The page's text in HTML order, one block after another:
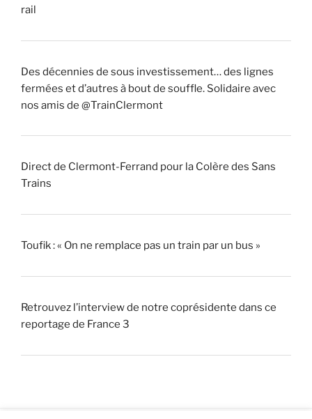
rail
Des décennies de sous investissement… des lignes
fermées et d’autres à bout de souffle. Solidaire avec
nos amis de @TrainClermont
Direct de Clermont-Ferrand pour la Colère des Sans
Trains
Toufik : « On ne remplace pas un train par un bus »
Retrouvez l’interview de notre coprésidente dans ce
reportage de France 3